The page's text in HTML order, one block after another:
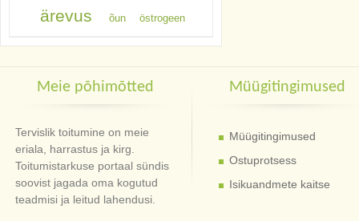
ärevus õun östrogeen
Meie põhimõtted
Tervislik toitumine on meie
eriala, harrastus ja kirg.
Toitumistarkuse portaal sündis
soovist jagada oma kogutud
teadmisi ja leitud lahendusi.
Müügitingimused
Müügitingimused
Ostuprotsess
Isikuandmete kaitse